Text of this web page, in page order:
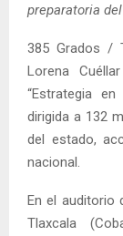
preparatoria
385 Grados /
Lorena
“Estrategia
dirigida a 132
del estado,
nacional.
En el auditorio
Tlaxcala